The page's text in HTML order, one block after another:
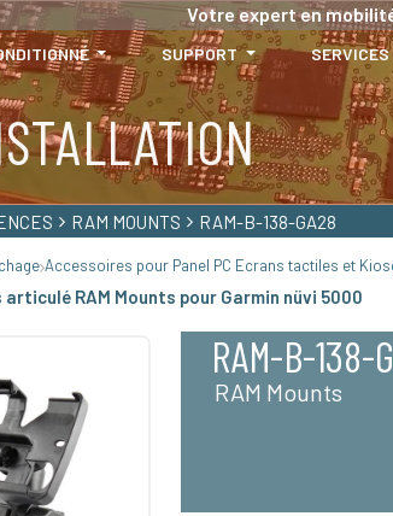
Votre expert en
SUPPORT SERVICES
RAM MOUNTS RAM-B-138-GA28
Accessoires pour Panel PC Ecrans tactiles et
articulé RAM Mounts pour Garmin nüvi 5000
RAM-B-138-
RAM Mounts